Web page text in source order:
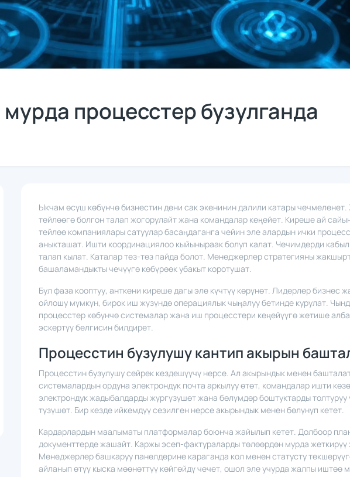
процесстер бузулганда
Ыкчам өсүш көбүнчө бизнестин дени сак экенинин далили катары
тейлөөгө болгон талап жогорулайт жана командалар кеңейет. Киреше ай
тейлөө компаниялары сатуулар басаңдаганга чейин эле алардын ички
аныкташат. Ишти координациялоо кыйыныраак болуп калат. Чечимдерди кабыл
талап кылат. Каталар тез-тез пайда болот. Менеджерлер стратегияны
башаламандыкты чечүүгө көбүрөөк убакыт коротушат.
Бул фаза кооптуу, анткени киреше дагы эле күчтүү көрүнөт. Лидерлер бизнес
ойлошу мүмкүн, бирок иш жүзүндө операциялык чыңалуу бетинде курулат.
процесстер көбүнчө системалар жана иш процесстери кеңейүүгө жетише
эскертүү белгисин билдирет.
Процесстин бузулушу кантип акырын
Процесстин бузулушу сейрек кездешүүчү нерсе. Ал акырындык менен
системалардын ордуна электрондук почта аркылуу өтөт, командалар ишти
электрондук жадыбалдарды жүргүзүшөт жана бөлүмдөр боштуктарды толтуруу
түзүшөт. Бир кезде ийкемдүү сезилген нерсе акырындык менен бөлүнүп кетет.
Кардарлардын маалыматы платформалар боюнча жайылып кетет. Долбоор
документтерде жашайт. Каржы эсеп-фактураларды төлөөрдөн мурда жеткирүү
Менеджерлер башкаруу панелдерине караганда кол менен статусту
айланып өтүү кыска мөөнөттүү көйгөйдү чечет, ошол эле учурда жалпы иштөө